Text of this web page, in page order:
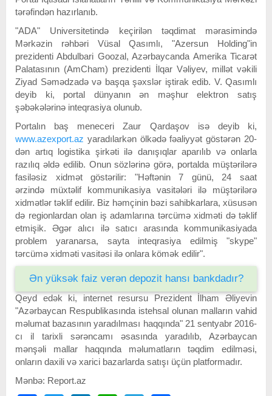
tərəfindən hazırlanıb.
"ADA" Universitetində keçirilən təqdimat mərasimində
Mərkəzin rəhbəri Vüsal Qasımlı, "Azersun Holding"in
prezidenti Abdulbari Goozal, Azərbaycanda Amerika Ticarət
Palatasının (AmCham) prezidenti İlqar Vəliyev, millət vəkili
Ziyad Səmədzadə və başqa şəxslər iştirak edib. V. Qasımlı
deyib ki, portal dünyanın ən məşhur elektron satış
şəbəkələrinə inteqrasiya olunub.
Portalın baş meneceri Zaur Qardaşov isə deyib ki,
www.azexport.az yaradılarkən ölkədə fəaliyyət göstərən 20-
dən artıq logistika şirkəti ilə danışıqlar aparılıb və onlarla
razılıq əldə edilib. Onun sözlərinə görə, portalda müştərilərə
fasiləsiz xidmət göstərilir: "Həftənin 7 günü, 24 saat
ərzində müxtəlif kommunikasiya vasitələri ilə müştərilərə
xidmətlər təklif edilir. Biz həmçinin bəzi sahibkarlara, xüsusən
də regionlardan olan iş adamlarına tərcümə xidməti də təklif
etmişik. Əgər alıcı ilə satıcı arasında kommunikasiyada
problem yaranarsa, sayta inteqrasiya edilmiş "skype"
tərcümə xidməti vasitəsi ilə onlara kömək edilir".
Ən yüksək faiz verən depozit hansı bankdadır?
Qeyd edək ki, internet resursu Prezident İlham Əliyevin
"Azərbaycan Respublikasında istehsal olunan malların vahid
məlumat bazasının yaradılması haqqında" 21 sentyabr 2016-
cı il tarixli sərəncamı əsasında yaradılıb, Azərbaycan
mənşəli mallar haqqında məlumatların təqdim edilməsi,
onların daxili və xarici bazarlarda satışı üçün platformadır.
Mənbə: Report.az